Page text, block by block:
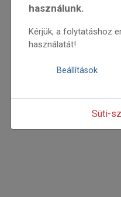
használunk.
Kérjük, a folytatáshoz
használatát!
Beállítások
Süti-